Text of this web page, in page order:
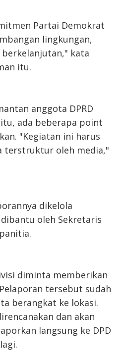
Partai Demokrat
lingkungan,
kata
itu.
anggota DPRD
ada beberapa point
"Kegiatan ini harus
terstruktur oleh media,"
dikelola
oleh Sekretaris
diminta memberikan
tersebut sudah
berangkat ke lokasi.
dan akan
langsung ke DPD